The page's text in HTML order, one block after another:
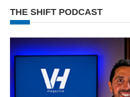
THE SHIFT PODCAST